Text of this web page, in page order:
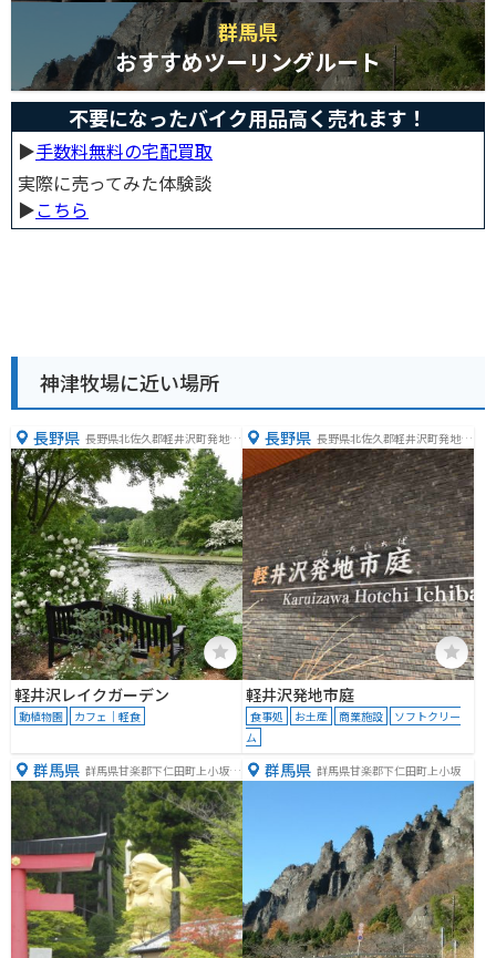
群馬県
おすすめツーリングルート
不要になったバイク用品高く売れます！
▶︎手数料無料の宅配買取
実際に売ってみた体験談
▶︎こちら
神津牧場に近い場所
長野県 長野県北佐久郡軽井沢町発地３
４２−５９
軽井沢レイクガーデン
動植物園 カフェ｜軽食
長野県 長野県北佐久郡軽井沢町発地２
５６４−１
軽井沢発地市庭
食事処 お土産 商業施設
ソフトクリー
ム
群馬県 群馬県甘楽郡下仁田町上小坂１
２４８
群馬県 群馬県甘楽郡下仁田町上小坂